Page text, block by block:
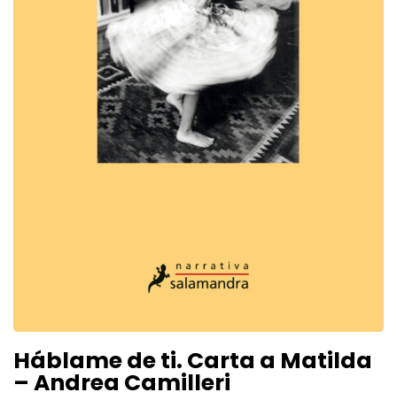
Háblame de ti. Carta a Matilda
– Andrea Camilleri